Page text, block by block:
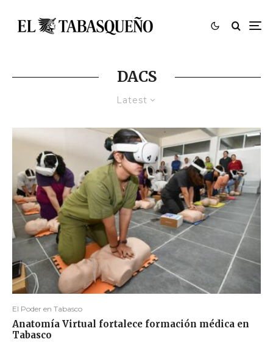
DACS
Latest
El Poder en Tabasco
Anatomía Virtual fortalece formación médica en
Tabasco